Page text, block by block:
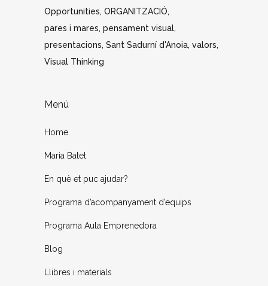
Opportunities ORGANITZACIÓ
pares i mares pensament visual
presentacions Sant Sadurní d'Anoia valors
Visual Thinking
Menú
Home
Maria Batet
En què et puc ajudar?
Programa d’acompanyament d’equips
Programa Aula Emprenedora
Blog
Llibres i materials